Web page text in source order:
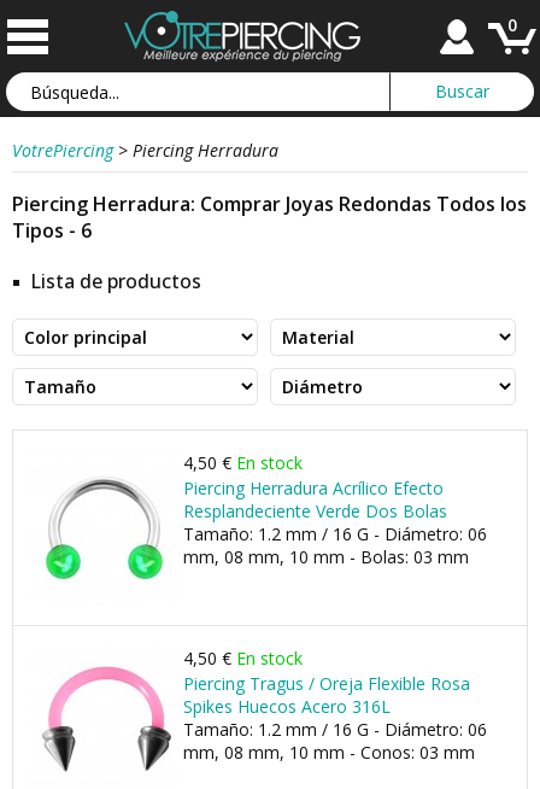
0
VotrePiercing > Piercing Herradura
Piercing Herradura: Comprar Joyas Redondas Todos los
Tipos - 6
Lista de productos
4,50 € En stock
Piercing Herradura Acrílico Efecto
Resplandeciente Verde Dos Bolas
Tamaño: 1.2 mm / 16 G - Diámetro: 06
mm, 08 mm, 10 mm - Bolas: 03 mm
4,50 € En stock
Piercing Tragus / Oreja Flexible Rosa
Spikes Huecos Acero 316L
Tamaño: 1.2 mm / 16 G - Diámetro: 06
mm, 08 mm, 10 mm - Conos: 03 mm